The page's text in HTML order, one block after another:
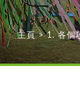
主頁 > 1. 各個